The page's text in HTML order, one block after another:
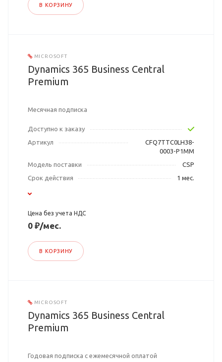
В КОРЗИНУ
MICROSOFT
Dynamics 365 Business Central
Premium
Месячная подписка
Доступно к заказу
Артикул
CFQ7TTC0LH38-
0003-P1MM
Модель поставки
CSP
Срок действия
1 мес.
Цена без учета НДС
0 ₽/мес.
В КОРЗИНУ
MICROSOFT
Dynamics 365 Business Central
Premium
Годовая подписка с ежемесячной оплатой